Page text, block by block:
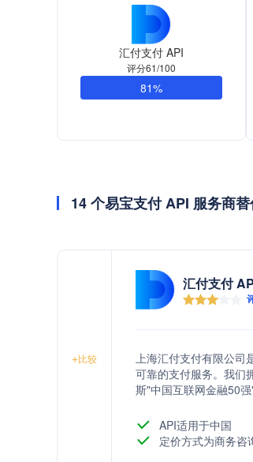
汇付支付 API
评分61/100
81%
14 个易宝支付 API 服务商
+比较
汇付支付
上海汇付支付有限公司
可靠的支付服务。我们
斯"中国互联网金融50
年发布数百个功能和改
支付支持。
API适用于中国
定价方式为商务咨